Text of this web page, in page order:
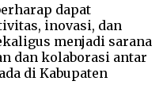
dapat
inovasi, dan
menjadi sarana
dan kolaborasi antar
di Kabupaten